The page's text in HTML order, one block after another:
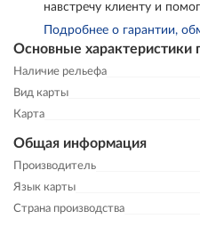
Основные характеристики
Наличие рельефа
Вид карты
Карта
Общая информация
Производитель
Язык карты
Страна производства
навстречу клиенту и
Подробнее о гарантии,